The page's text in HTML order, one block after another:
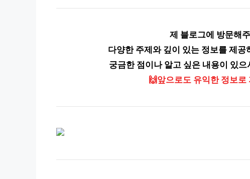
제 블로그에 방문해
다양한 주제와 깊이 있는 정보를 제
궁금한 점이나 알고 싶은 내용이 있
🙌앞으로도 유익한 정보